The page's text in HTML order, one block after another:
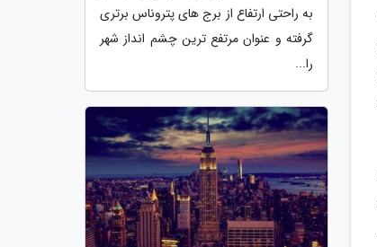
به راحتی ارتفاع از برج های پتروناس برتری
گرفته و عنوان مرتفع ترین چشم انداز شهر
را...